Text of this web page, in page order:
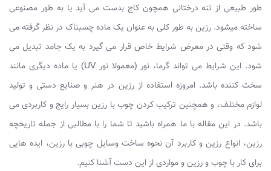
طور طبیعی از تنه درختانی همچون کاج بدست می آید یا به طور مصنوعی
ساخته میشود. رزین به طور کلی به عنوان یک ماده چسبناک در نظر گرفته می
شود که وقتی در معرض شرایط خاص قرار می گیرد به یک جامد تبدیل می
شود. این شرایط می تواند گرما، نور (معمولا نور UV) یا ماده دیگری مانند
سخت کننده باشد. امروزه استفاده از رزین در هنر و صنایع دستی و تولید
لوازم مختلف، و همچنین ترکیب کردن چوب با رزین بسیار رایج و کاربردی می
باشد. در این مقاله با ما همراه باشید تا شما را با مطالبی از جمله تاریخچه
رزین، انواع رزین و کاربرد آن نحوه ساخت وسایل چوبی با رزین، ایده هایی
برای کار با چوب و رزین و مواردی از این دست آشنا کنیم.